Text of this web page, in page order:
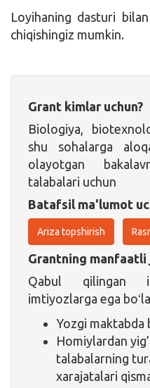
Loyihaning dasturi bilan
chiqishingiz mumkin.
Grant kimlar uchun?
Biologiya,
shu sohalarga
olayotgan
talabalari uchun
Batafsil ma'lumot
Ariza topshirish
Grantning
Qabul qilingan
imtiyozlarga ega
Yozgi maktabda
Homiylardan
talabalarning
xarajatalari